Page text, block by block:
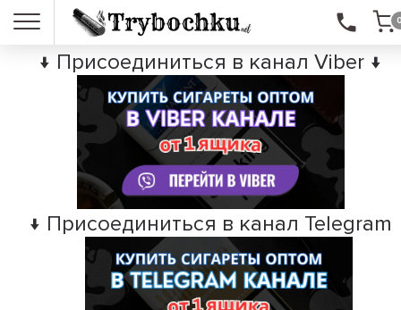
↓ Присоединиться в канал Viber ↓
↓ Присоединиться в канал Telegram